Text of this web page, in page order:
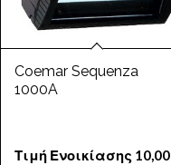
Coemar Sequenza
1000A
Τιμή Ενοικίασης 10,00